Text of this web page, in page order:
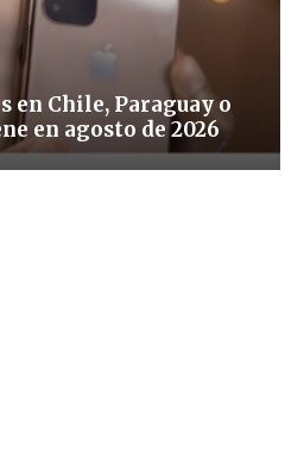
en Chile, Paraguay o
en agosto de 2026